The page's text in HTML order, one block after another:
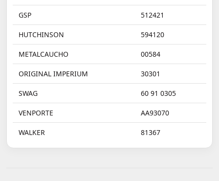
GSP 512421
HUTCHINSON 594120
METALCAUCHO 00584
ORIGINAL IMPERIUM 30301
SWAG 60 91 0305
VENPORTE AA93070
WALKER 81367